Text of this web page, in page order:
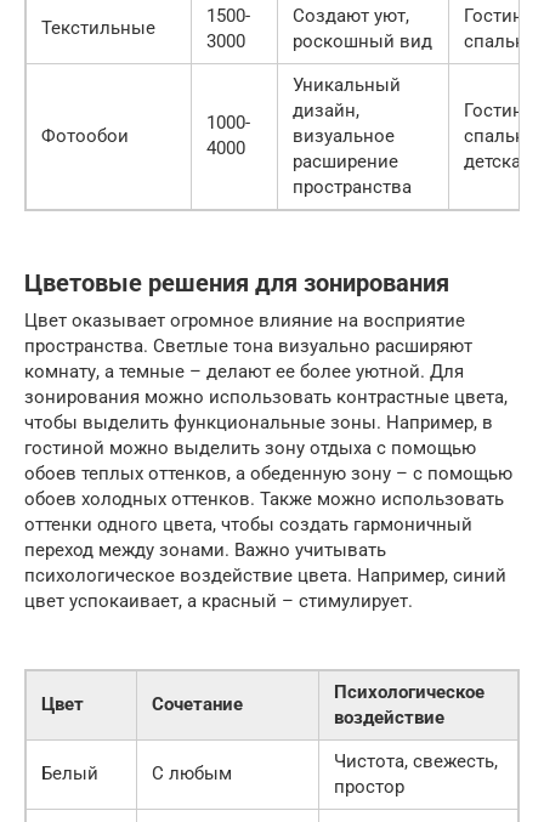
Текстильные
1500-
3000
Создают уют,
роскошный вид
спальня
Фотообои
1000-
4000
Уникальный
дизайн,
визуальное
расширение
пространства
спальня,
детская
Цветовые решения для зонирования
Цвет оказывает огромное влияние на восприятие
пространства. Светлые тона визуально расширяют
комнату, а темные – делают ее более уютной. Для
зонирования можно использовать контрастные цвета,
чтобы выделить функциональные зоны. Например, в
гостиной можно выделить зону отдыха с помощью
обоев теплых оттенков, а обеденную зону – с помощью
обоев холодных оттенков. Также можно использовать
оттенки одного цвета, чтобы создать гармоничный
переход между зонами. Важно учитывать
психологическое воздействие цвета. Например, синий
цвет успокаивает, а красный – стимулирует.
Цвет Сочетание
Психологическое
воздействие
Белый С любым
Чистота, свежесть,
простор